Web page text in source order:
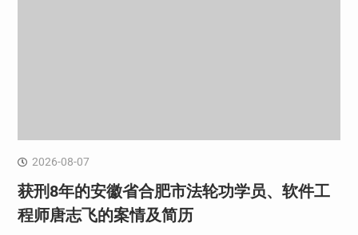
2026-08-07
获刑8年的安徽省合肥市法轮功学员、软件工
程师唐志飞的案情及简历